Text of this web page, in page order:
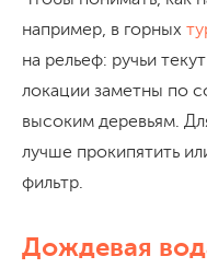
например, в горных
на рельеф: ручьи
локации заметны по
высоким деревьям.
лучше прокипятить
фильтр.
Дождевая